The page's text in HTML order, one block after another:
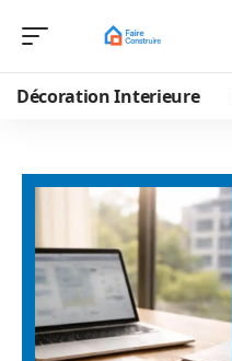
Décoration Interieure